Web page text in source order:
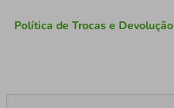
Política de Trocas e Devolução